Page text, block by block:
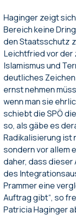
Haginger zeigt
Bereich keine
den Staatsschutz
Leichtfried vor der
Islamismus und
deutliches
ernst nehmen
wenn man sie
schiebt die SPÖ
so, als gäbe es
Radikalisierung ist
sondern vor allem
daher, dass dieser
des
Prammer eine
Auftrag gibt“, so
Patricia Haginger